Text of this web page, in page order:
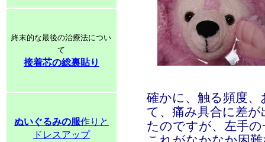
終末的な最後の治療法につい
て
接着芯の総裏貼り
ぬいぐるみの服作りと
ドレスアップ
確かに、触る頻度
て、痛み具合に差
たのですが、左手